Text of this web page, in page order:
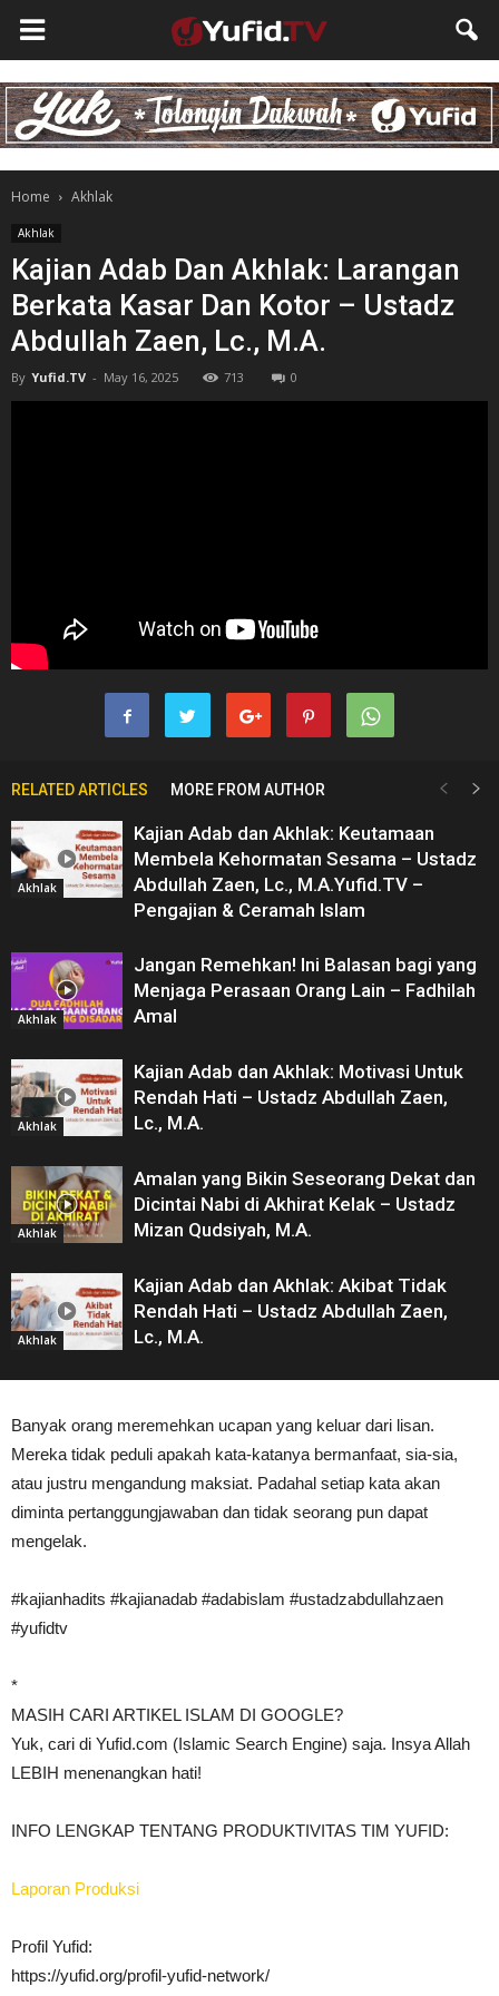
Home Akhlak
Akhlak
Kajian Adab Dan Akhlak: Larangan
Berkata Kasar Dan Kotor – Ustadz
Abdullah Zaen, Lc., M.A.
By Yufid.TV - May 16, 2025 713 0
RELATED ARTICLES MORE FROM AUTHOR
Akhlak
Kajian Adab dan Akhlak: Keutamaan
Membela Kehormatan Sesama – Ustadz
Abdullah Zaen, Lc., M.A.Yufid.TV –
Pengajian & Ceramah Islam
Akhlak
Jangan Remehkan! Ini Balasan bagi yang
Menjaga Perasaan Orang Lain – Fadhilah
Amal
Akhlak
Kajian Adab dan Akhlak: Motivasi Untuk
Rendah Hati – Ustadz Abdullah Zaen,
Lc., M.A.
Akhlak
Amalan yang Bikin Seseorang Dekat dan
Dicintai Nabi di Akhirat Kelak – Ustadz
Mizan Qudsiyah, M.A.
Akhlak
Kajian Adab dan Akhlak: Akibat Tidak
Rendah Hati – Ustadz Abdullah Zaen,
Lc., M.A.
Banyak orang meremehkan ucapan yang keluar dari lisan.
Mereka tidak peduli apakah kata-katanya bermanfaat, sia-sia,
atau justru mengandung maksiat. Padahal setiap kata akan
diminta pertanggungjawaban dan tidak seorang pun dapat
mengelak.
#kajianhadits #kajianadab #adabislam #ustadzabdullahzaen
#yufidtv
*
MASIH CARI ARTIKEL ISLAM DI GOOGLE?
Yuk, cari di Yufid.com (Islamic Search Engine) saja. Insya Allah
LEBIH menenangkan hati!
INFO LENGKAP TENTANG PRODUKTIVITAS TIM YUFID:
Laporan Produksi
Profil Yufid:
https://yufid.org/profil-yufid-network/